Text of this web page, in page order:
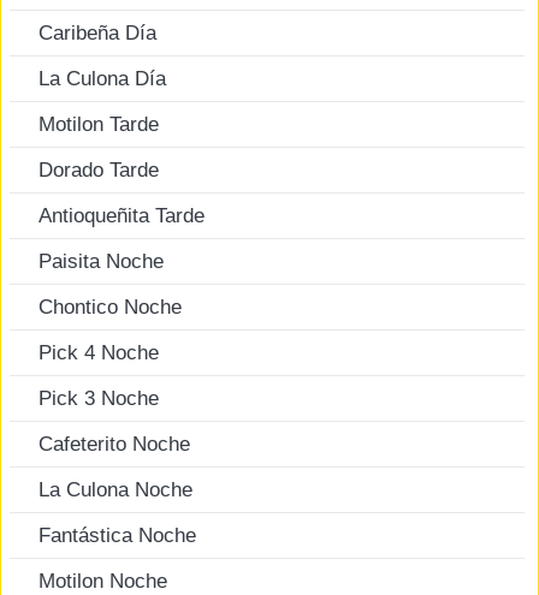
Caribeña Día
La Culona Día
Motilon Tarde
Dorado Tarde
Antioqueñita Tarde
Paisita Noche
Chontico Noche
Pick 4 Noche
Pick 3 Noche
Cafeterito Noche
La Culona Noche
Fantástica Noche
Motilon Noche